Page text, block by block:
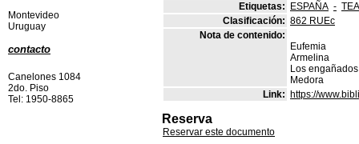
Etiquetas:
ESPAÑA -
Clasificación: 862 RUEc
Nota de contenido:
Eufemia
Armelina
Los engañados
Medora
Link: https://
Reserva
Reservar este documento
Montevideo
Uruguay
contacto
Canelones 1084
2do. Piso
Tel: 1950-8865